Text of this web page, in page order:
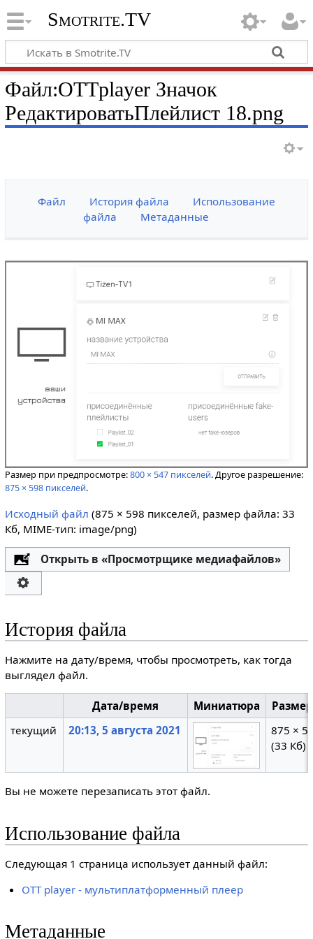
Smotrite.TV
Файл:OTTplayer Значок
РедактироватьПлейлист 18.png
Файл История файла
Использование
файла
Метаданные
Размер при предпросмотре:800 × 547 пикселей.Другое разрешение:
875 × 598 пикселей.
Исходный файл (875 × 598 пикселей, размер файла: 33
Кб, MIME-тип: image/png)
Открыть в «Просмотрщике медиафайлов»
История файла
Нажмите на дату/время, чтобы просмотреть, как тогда
выглядел файл.
Дата/время Миниатюра
текущий
20:13, 5 августа 2021
875 ×
(33 Кб)
Вы не можете перезаписать этот файл.
Использование файла
Следующая 1 страница использует данный файл:
OTT player - мультиплатформенный плеер
Метаданные